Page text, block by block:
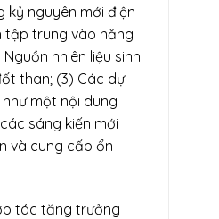
kỷ nguyên mới điện
tập trung vào năng
nhiên liệu sinh
than; (3) Các dự
một nội dung
sáng kiến mới
và cung cấp ổn
tác tăng trưởng